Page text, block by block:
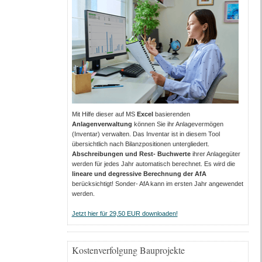
Mit Hilfe dieser auf MS Excelbasierenden
Anlagenverwaltung können Sie ihr Anlagevermögen
(Inventar) verwalten. Das Inventar ist in diesem Tool
übersichtlich nach Bilanzpositionen untergliedert.
Abschreibungen und Rest- Buchwerteihrer Anlagegüter
werden für jedes Jahr automatisch berechnet. Es wird die
lineare und degressive Berechnung der AfA
berücksichtigt! Sonder- AfA kann im ersten Jahr angewendet
werden.
Jetzt hier für 29,50 EUR downloaden!
Kostenverfolgung Bauprojekte